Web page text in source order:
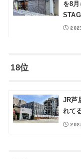
を8
18位
JR芦
れて